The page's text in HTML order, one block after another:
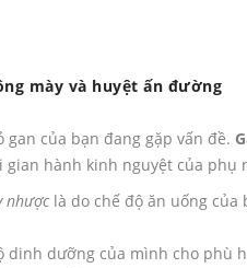
mày và huyệt ấn đường
của bạn đang gặp vấn đề.
hành kinh nguyệt của phụ
nhượclà do chế độ ăn uống của
dinh dưỡng của mình cho phù